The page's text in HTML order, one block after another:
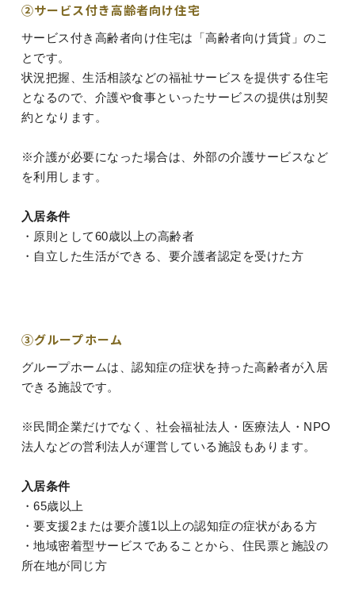
②サービス付き高齢者向け住宅
サービス付き高齢者向け住宅は「高齢者向け賃貸」のこ
とです。
状況把握、生活相談などの福祉サービスを提供する住宅
となるので、介護や食事といったサービスの提供は別契
約となります。
※介護が必要になった場合は、外部の介護サービスなど
を利用します。
入居条件
・原則として60歳以上の高齢者
・自立した生活ができる、要介護者認定を受けた方
③グループホーム
グループホームは、認知症の症状を持った高齢者が入居
できる施設です。
※民間企業だけでなく、社会福祉法人・医療法人・NPO
法人などの営利法人が運営している施設もあります。
入居条件
・65歳以上
・要支援2または要介護1以上の認知症の症状がある方
・地域密着型サービスであることから、住民票と施設の
所在地が同じ方